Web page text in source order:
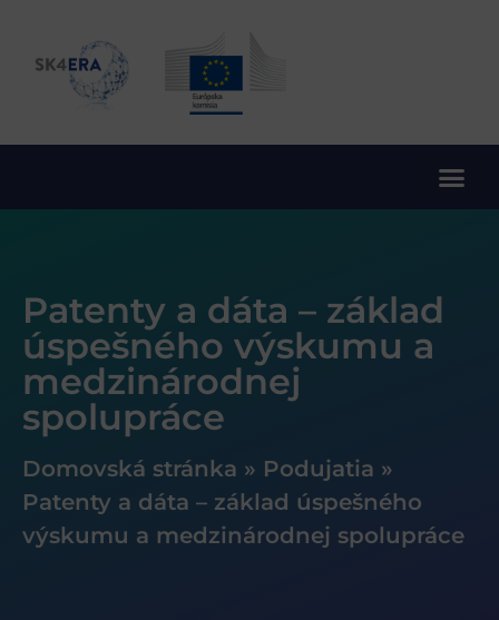
Patenty a dáta – základ
úspešného výskumu a
medzinárodnej
spolupráce
Domovská stránka » Podujatia »
Patenty a dáta – základ úspešného
výskumu a medzinárodnej spolupráce